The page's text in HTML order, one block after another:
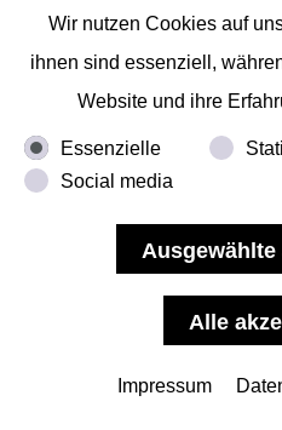
neuen Bilder aus
lesen
Wir nutzen Cookies auf
ihnen sind essenziell,
Website und ihre
Essenzielle
Social media
Impressum